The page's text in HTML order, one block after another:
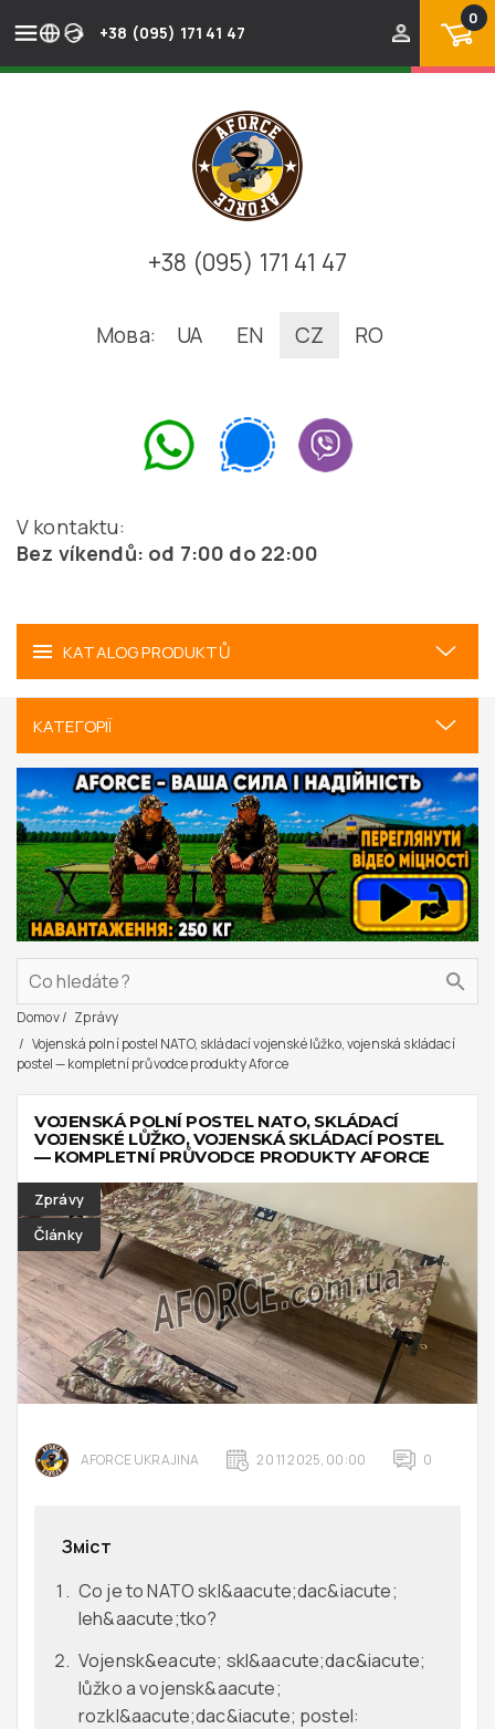
+38 (095) 171 41 47
0
+38 (095) 171 41 47
Мова: UA EN CZ RO
V kontaktu:
Bez víkendů: od 7:00 do 22:00
KATALOG PRODUKTŮ
КАТЕГОРІЇ
Domov
Zprávy
Vojenská polní postel NATO, skládací vojenské lůžko, vojenská skládací
postel — kompletní průvodce produkty Aforce
VOJENSKÁ POLNÍ POSTEL NATO, SKLÁDACÍ
VOJENSKÉ LŮŽKO, VOJENSKÁ SKLÁDACÍ POSTEL
— KOMPLETNÍ PRŮVODCE PRODUKTY AFORCE
Zprávy
Články
AFORCE UKRAJINA 20 11 2025, 00:00 0
Зміст
Co je to NATO skl&aacute;dac&iacute;
leh&aacute;tko?
Vojensk&eacute; skl&aacute;dac&iacute;
lůžko a vojensk&aacute;
rozkl&aacute;dac&iacute; postel: